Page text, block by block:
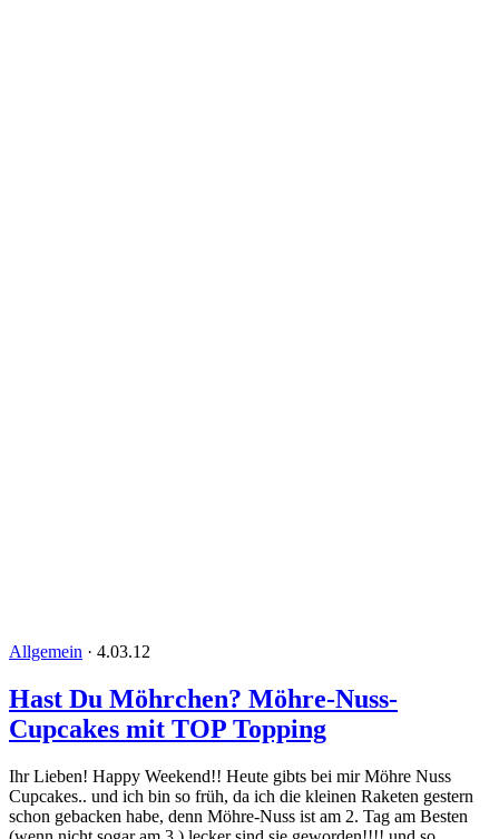
Allgemein · 4.03.12
Hast Du Möhrchen? Möhre-Nuss-
Cupcakes mit TOP Topping
Ihr Lieben! Happy Weekend!! Heute gibts bei mir Möhre Nuss
Cupcakes.. und ich bin so früh, da ich die kleinen Raketen gestern
schon gebacken habe, denn Möhre-Nuss ist am 2. Tag am Besten